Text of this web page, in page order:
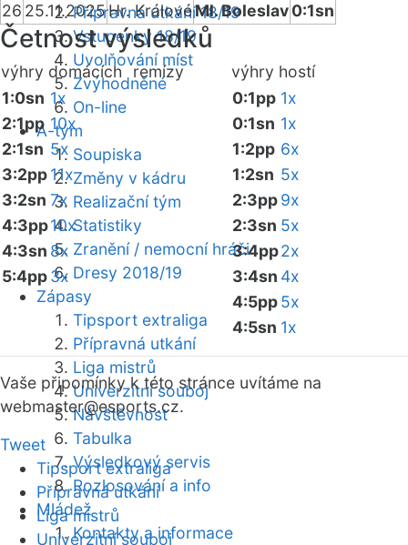
Přípravná utkání 18/19
Vstupenky 18/19
Uvolňování míst
Zvýhodněné
On-line
A-tým
Soupiska
Změny v kádru
Realizační tým
Statistiky
Zranění / nemocní hráči
Dresy 2018/19
Zápasy
Tipsport extraliga
Přípravná utkání
Liga mistrů
Univerzitní souboj
Návštěvnost
Tabulka
Výsledkový servis
Rozlosování a info
Mládež
Kontakty a informace
26 25.11.2025Hr. KrálovéMl. Boleslav0:1sn
Četnost výsledků
výhry domácíchremízy výhry hostí
1:0sn 1x
2:1pp 10x
2:1sn 5x
3:2pp11x
3:2sn 7x
4:3pp10x
4:3sn 8x
5:4pp3x
0:1pp 1x
0:1sn 1x
1:2pp 6x
1:2sn 5x
2:3pp9x
2:3sn 5x
3:4pp2x
3:4sn 4x
4:5pp5x
4:5sn 1x
Vaše připomínky k této stránce uvítáme na
webmaster@esports.cz.
Tweet
Tipsport extraliga
Přípravná utkání
Liga mistrů
Univerzitní souboj